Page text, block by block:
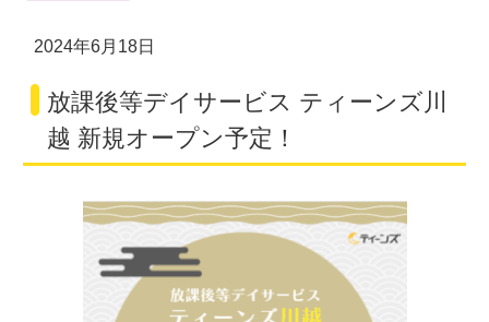
2024年6月18日
放課後等デイサービス ティーンズ川
越 新規オープン予定！